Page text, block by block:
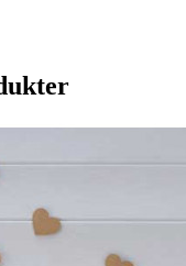
med vakkert
opp når mørket
lys eller blinkende
2 stk pr. pk.